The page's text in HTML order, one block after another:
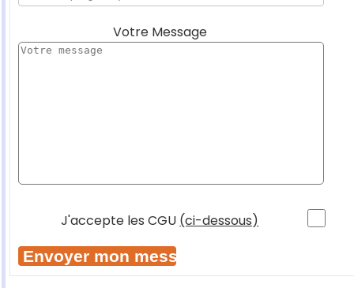
Votre Message
J'accepte les CGU (ci-dessous)